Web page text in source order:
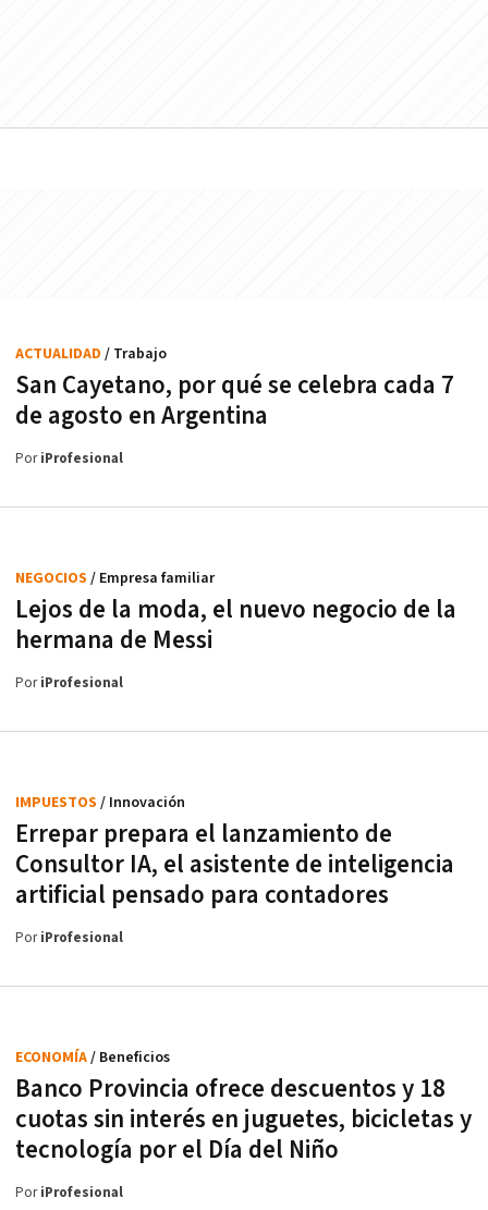
San Cayetano, por qué se celebra cada 7
de agosto en Argentina
ACTUALIDAD / Trabajo
PoriProfesional
Lejos de la moda, el nuevo negocio de la
hermana de Messi
NEGOCIOS / Empresa familiar
PoriProfesional
Errepar prepara el lanzamiento de
Consultor IA, el asistente de inteligencia
artificial pensado para contadores
IMPUESTOS / Innovación
PoriProfesional
Banco Provincia ofrece descuentos y 18
cuotas sin interés en juguetes, bicicletas y
tecnología por el Día del Niño
ECONOMÍA/ Beneficios
PoriProfesional